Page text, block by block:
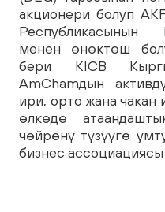
акционери болуп
Республикасынын
менен өнөктөш
бери KICB
AmChamдын
ири, орто жана
өлкөдө
чөйрөнү түзүүгө
бизнес ассоциациясы